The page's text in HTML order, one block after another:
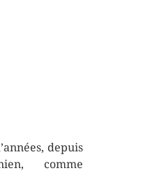
depuis
comme